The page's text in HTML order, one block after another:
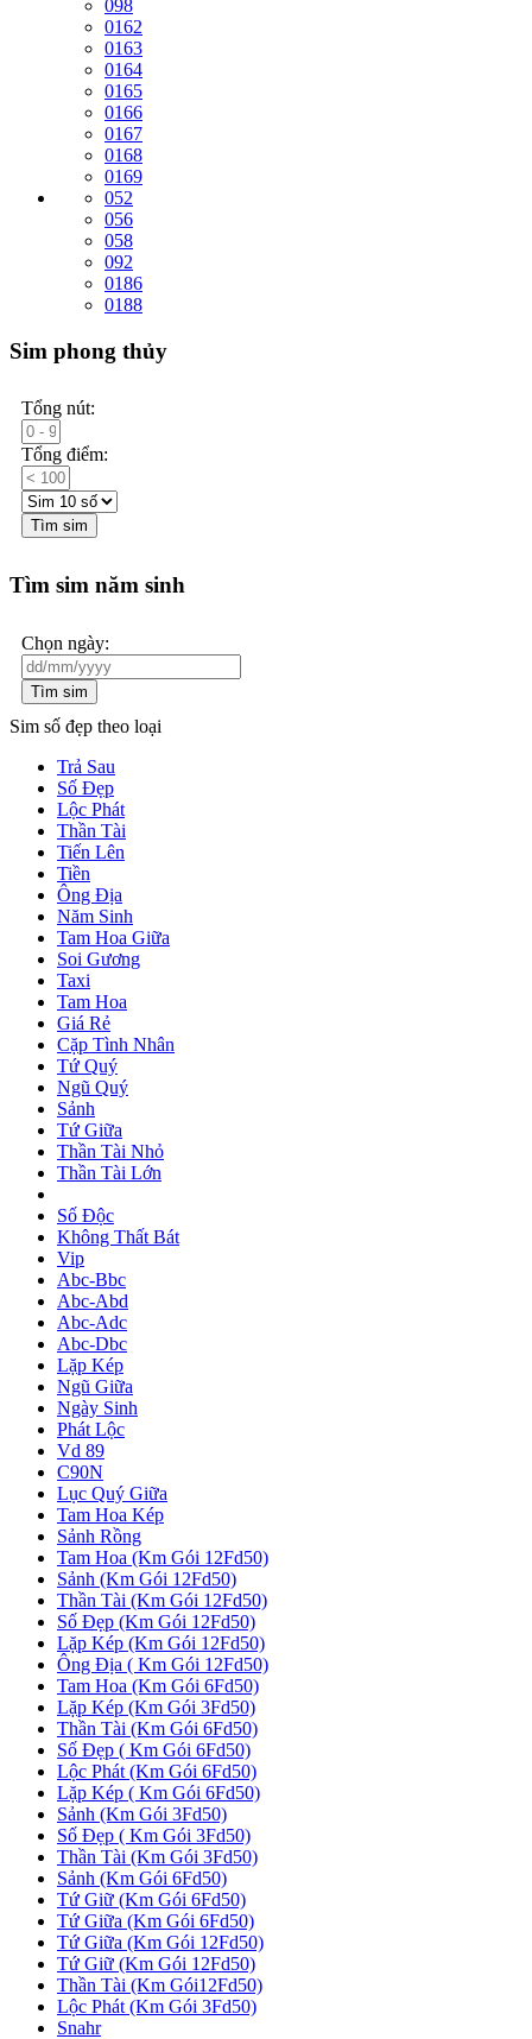
098
0162
0163
0164
0165
0166
0167
0168
0169
052
056
058
092
0186
0188
Sim phong thủy
Tổng nút:
Tổng điểm:
Tìm sim
Tìm sim năm sinh
Chọn ngày:
Tìm sim
Sim số đẹp theo loại
Trả Sau
Số Đẹp
Lộc Phát
Thần Tài
Tiến Lên
Tiền
Ông Địa
Năm Sinh
Tam Hoa Giữa
Soi Gương
Taxi
Tam Hoa
Giá Rẻ
Cặp Tình Nhân
Tứ Quý
Ngũ Quý
Sảnh
Tứ Giữa
Thần Tài Nhỏ
Thần Tài Lớn
Số Độc
Không Thất Bát
Vip
Abc-Bbc
Abc-Abd
Abc-Adc
Abc-Dbc
Lặp Kép
Ngũ Giữa
Ngày Sinh
Phát Lộc
Vd 89
C90N
Lục Quý Giữa
Tam Hoa Kép
Sảnh Rồng
Tam Hoa (Km Gói 12Fd50)
Sảnh (Km Gói 12Fd50)
Thần Tài (Km Gói 12Fd50)
Số Đẹp (Km Gói 12Fd50)
Lặp Kép (Km Gói 12Fd50)
Ông Địa ( Km Gói 12Fd50)
Tam Hoa (Km Gói 6Fd50)
Lặp Kép (Km Gói 3Fd50)
Thần Tài (Km Gói 6Fd50)
Số Đẹp ( Km Gói 6Fd50)
Lộc Phát (Km Gói 6Fd50)
Lặp Kép ( Km Gói 6Fd50)
Sảnh (Km Gói 3Fd50)
Số Đẹp ( Km Gói 3Fd50)
Thần Tài (Km Gói 3Fd50)
Sảnh (Km Gói 6Fd50)
Tứ Giữ (Km Gói 6Fd50)
Tứ Giữa (Km Gói 6Fd50)
Tứ Giữa (Km Gói 12Fd50)
Tứ Giữ (Km Gói 12Fd50)
Thần Tài (Km Gói12Fd50)
Lộc Phát (Km Gói 3Fd50)
Snahr